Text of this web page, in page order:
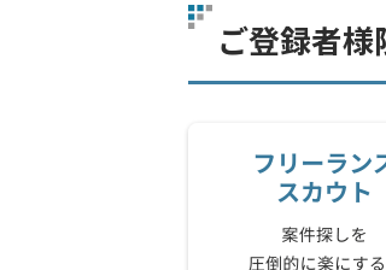
ご登録者様